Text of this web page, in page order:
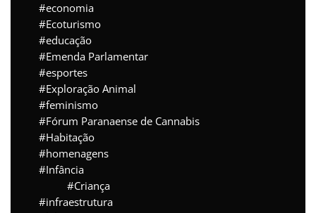
economia
Ecoturismo
educação
Emenda Parlamentar
esportes
Exploração Animal
feminismo
Fórum Paranaense de Cannabis
Habitação
homenagens
Infância
Criança
infraestrutura